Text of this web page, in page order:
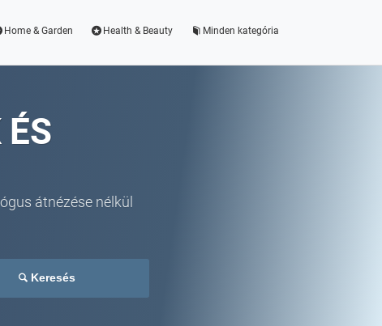
Home & Garden Health & Beauty Minden kategória
átnézése nélkül
Keresés